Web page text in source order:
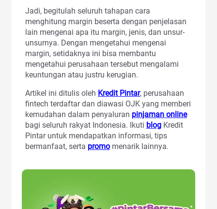
Jadi, begitulah seluruh tahapan cara
menghitung margin beserta dengan penjelasan
lain mengenai apa itu margin, jenis, dan unsur-
unsurnya. Dengan mengetahui mengenai
margin, setidaknya ini bisa membantu
mengetahui perusahaan tersebut mengalami
keuntungan atau justru kerugian.
Artikel ini ditulis oleh Kredit Pintar, perusahaan
fintech terdaftar dan diawasi OJK yang memberi
kemudahan dalam penyaluran pinjaman online
bagi seluruh rakyat Indonesia. Ikuti blog Kredit
Pintar untuk mendapatkan informasi, tips
bermanfaat, serta promo menarik lainnya.